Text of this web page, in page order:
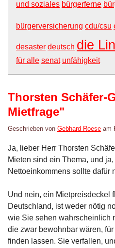
und soziales bürgerferne
bürgerversicherung cdu/csu
desaster deutsch die
für alle senat unfähigkeit
Thorsten Schäfer-
Mietfrage"
Geschrieben von Gebhard Roese am
Ja, lieber Herr Thorsten
Mieten sind ein Thema, und
Nettoeinkommens sollte dafür
Und nein, ein Mietpreisdeckel
Deutschland, ist weder nötig
wie Sie sehen wahrscheinlich
die zwar bewohnbar wären,
finden lassen. Sie verfallen,